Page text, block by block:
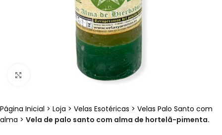
Clique para ampliar
Página Inicial > Loja > Velas Esotéricas > Velas Palo Santo com
alma > Vela de palo santo com alma de hortelã-pimenta.